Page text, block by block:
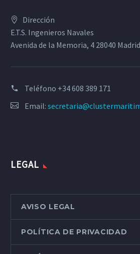
Dirección
E.T.S. Ingenieros Navales
Avenida de la Memoria, 4 28040 Madrid
Teléfono +34 608 389 171
Email:
LEGAL
AVISO LEGAL
POLÍTICA DE PRIVACIDAD